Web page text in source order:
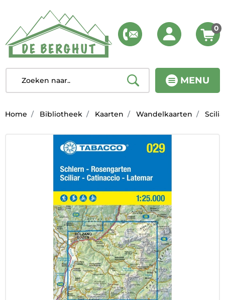
MENU
0
Home Bibliotheek Kaarten Wandelkaarten